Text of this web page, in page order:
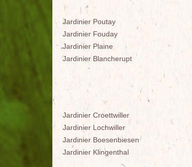
Jardinier Poutay
Jardinier Fouday
Jardinier Plaine
Jardinier Blancherupt
Jardinier Croettwiller
Jardinier Lochwiller
Jardinier Boesenbiesen
Jardinier Klingenthal